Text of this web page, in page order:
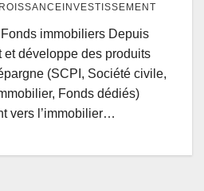
immobiliers Depuis
et développe des produits
(SCPI, Société civile,
Fonds dédiés)
vers l’immobilier…